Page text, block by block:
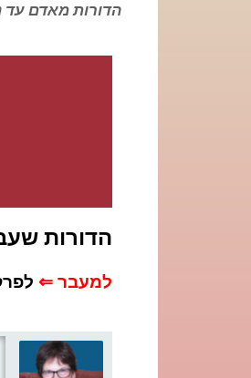
הדורות מאדם עד
הדורות
למעבר ⇐